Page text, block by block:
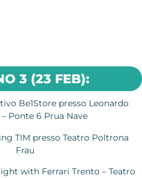
3 (23 FEB):
Be1Store presso Leonardo
Ponte 6 Prua Nave
TIM presso Teatro Poltrona
Frau
with Ferrari Trento – Teatro